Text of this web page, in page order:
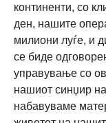
континенти, со
ден, нашите
милиони луѓе, и
се биде
управување со
нашиот синџир
набавуваме